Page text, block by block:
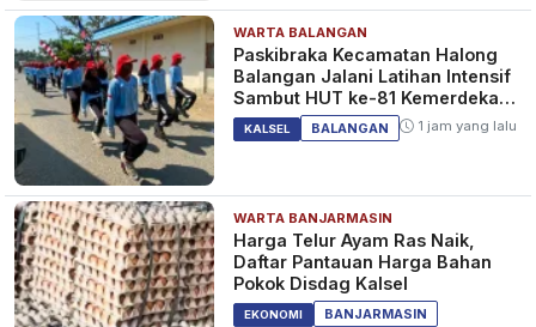
Jadwal BKN di Sini
WARTA BALANGAN
Paskibraka Kecamatan Halong
Balangan Jalani Latihan Intensif
Sambut HUT ke-81 Kemerdekaan
RIKALSEL BALANGAN 1 jam yang lalu
WARTA BANJARMASIN
Harga Telur Ayam Ras Naik,
Daftar Pantauan Harga Bahan
Pokok Disdag Kalsel
EKONOMI
BANJARMASIN